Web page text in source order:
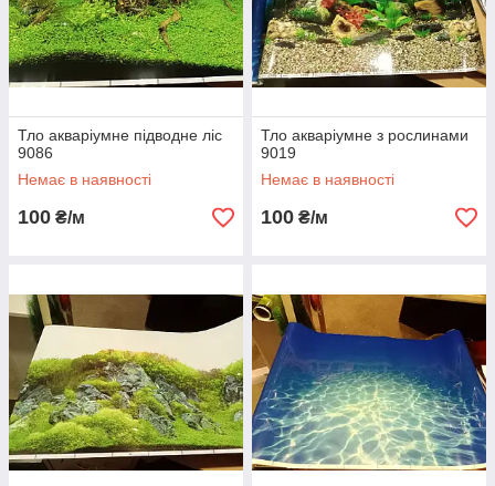
Тло акваріумне підводне ліс
9086
Немає в наявності
100 ₴/м
Тло акваріумне з рослинами
9019
Немає в наявності
100 ₴/м